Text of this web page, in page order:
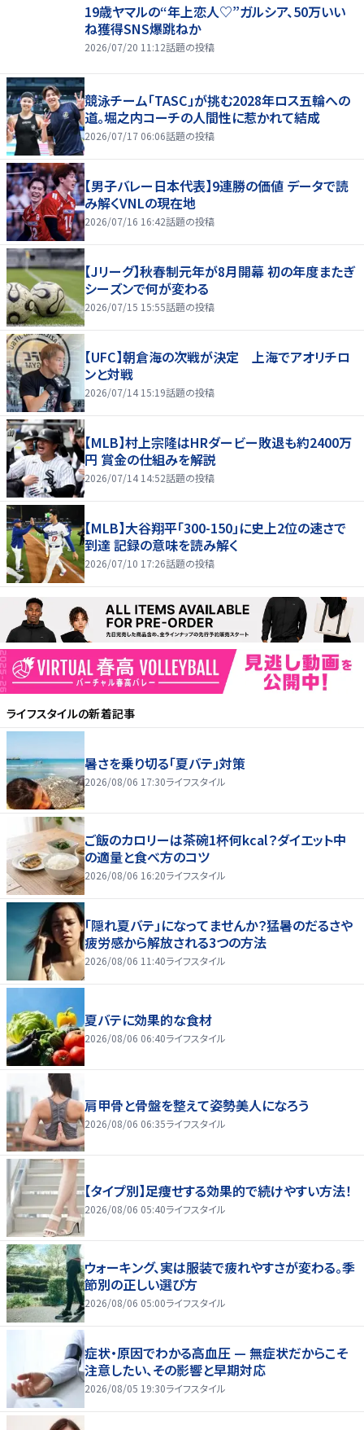
19歳ヤマルの“年上恋人♡”ガルシア、50万いい
ね獲得SNS爆跳ねか
2026/07/20 11:12話題の投稿
競泳チーム「TASC」が挑む2028年ロス五輪への
道。堀之内コーチの人間性に惹かれて結成
2026/07/17 06:06話題の投稿
【男子バレー日本代表】9連勝の価値 データで読
み解くVNLの現在地
2026/07/16 16:42話題の投稿
【Jリーグ】秋春制元年が8月開幕 初の年度またぎ
シーズンで何が変わる
2026/07/15 15:55話題の投稿
【UFC】朝倉海の次戦が決定 上海でアオリチロ
ンと対戦
2026/07/14 15:19話題の投稿
【MLB】村上宗隆はHRダービー敗退も約2400万
円 賞金の仕組みを解説
2026/07/14 14:52話題の投稿
【MLB】大谷翔平「300-150」に史上2位の速さで
到達 記録の意味を読み解く
2026/07/10 17:26話題の投稿
ライフスタイルの新着記事
暑さを乗り切る「夏バテ」対策
2026/08/06 17:30ライフスタイル
ご飯のカロリーは茶碗1杯何kcal？ダイエット中
の適量と食べ方のコツ
2026/08/06 16:20ライフスタイル
「隠れ夏バテ」になってませんか？猛暑のだるさや
疲労感から解放される3つの方法
2026/08/06 11:40ライフスタイル
夏バテに効果的な食材
2026/08/06 06:40ライフスタイル
肩甲骨と骨盤を整えて姿勢美人になろう
2026/08/06 06:35ライフスタイル
【タイプ別】足痩せする効果的で続けやすい方法！
2026/08/06 05:40ライフスタイル
ウォーキング、実は服装で疲れやすさが変わる。季
節別の正しい選び方
2026/08/06 05:00ライフスタイル
症状・原因でわかる高血圧 — 無症状だからこそ
注意したい、その影響と早期対応
2026/08/05 19:30ライフスタイル